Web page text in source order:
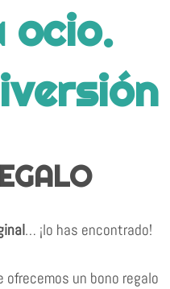
ocio.
… ¡lo has encontrado!
un bono regalo